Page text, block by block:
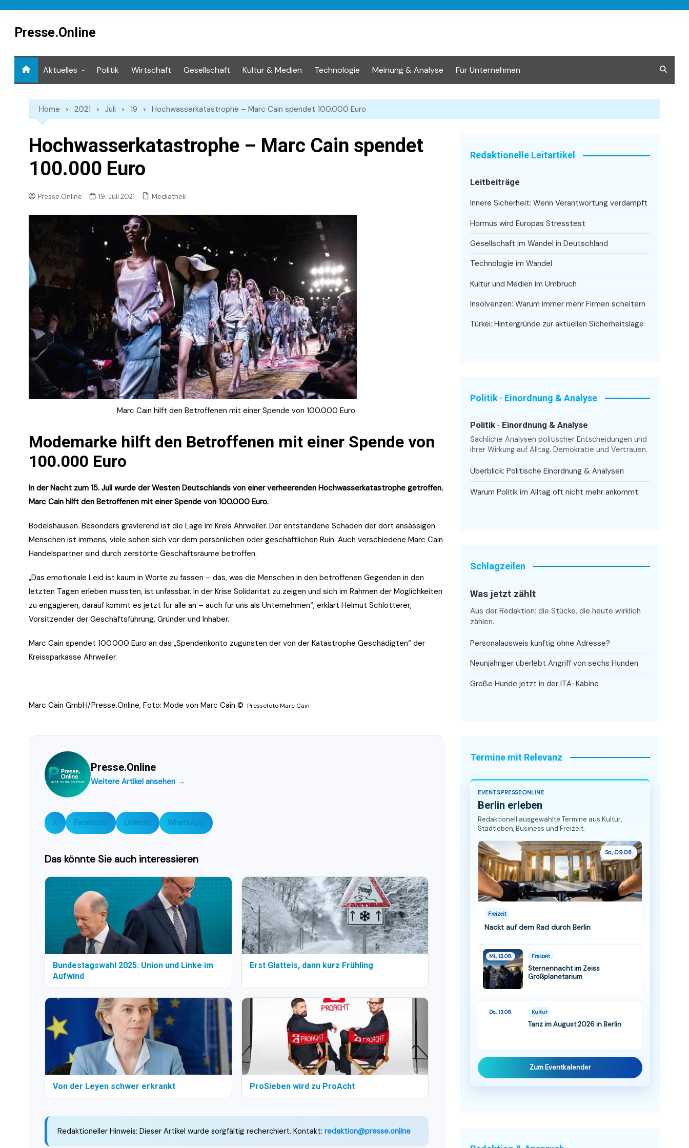
contentPresse.Online
Aktuelles Politik Wirtschaft Gesellschaft Kultur & Medien Technologie Meinung & Analyse Für Unternehmen
Home 2021 Juli 19 Hochwasserkatastrophe – Marc Cain spendet 100.000 Euro
Hochwasserkatastrophe – Marc Cain spendet
100.000 Euro
Presse.Online 19. Juli 2021 Mediathek
Marc Cain hilft den Betroffenen mit einer Spende von 100.000 Euro.
Modemarke hilft den Betroffenen mit einer Spende von
100.000 Euro
In der Nacht zum 15. Juli wurde der Westen Deutschlands von einer verheerenden Hochwasserkatastrophe getroffen.
Marc Cain hilft den Betroffenen mit einer Spende von 100.000 Euro.
Bodelshausen. Besonders gravierend ist die Lage im Kreis Ahrweiler. Der entstandene Schaden der dort ansässigen
Menschen ist immens, viele sehen sich vor dem persönlichen oder geschäftlichen Ruin. Auch verschiedene Marc Cain
Handelspartner sind durch zerstörte Geschäftsräume betroffen.
„Das emotionale Leid ist kaum in Worte zu fassen – das, was die Menschen in den betroffenen Gegenden in den
letzten Tagen erleben mussten, ist unfassbar. In der Krise Solidarität zu zeigen und sich im Rahmen der Möglichkeiten
zu engagieren, darauf kommt es jetzt für alle an – auch für uns als Unternehmen“, erklärt Helmut Schlotterer,
Vorsitzender der Geschäftsführung, Gründer und Inhaber.
Marc Cain spendet 100.000 Euro an das „Spendenkonto zugunsten der von der Katastrophe Geschädigten“ der
Kreissparkasse Ahrweiler.
Marc Cain GmbH/Presse.Online, Foto: Mode von Marc Cain © Pressefoto Marc Cain
Presse.Online
Weitere Artikel ansehen →
X Facebook LinkedIn WhatsApp
Das könnte Sie auch interessieren
Bundestagswahl 2025: Union und Linke im
Aufwind
Erst Glatteis, dann kurz Frühling
Von der Leyen schwer erkrankt ProSieben wird zu ProAcht
Redaktioneller Hinweis: Dieser Artikel wurde sorgfältig recherchiert. Kontakt: redaktion@presse.online
Redaktionelle Leitartikel
Leitbeiträge
Innere Sicherheit: Wenn Verantwortung verdampft
Hormus wird Europas Stresstest
Gesellschaft im Wandel in Deutschland
Technologie im Wandel
Kultur und Medien im Umbruch
Insolvenzen: Warum immer mehr Firmen scheitern
Türkei: Hintergründe zur aktuellen Sicherheitslage
Politik · Einordnung & Analyse
Politik · Einordnung & Analyse
Sachliche Analysen politischer Entscheidungen und
ihrer Wirkung auf Alltag, Demokratie und Vertrauen.
Überblick: Politische Einordnung & Analysen
Warum Politik im Alltag oft nicht mehr ankommt
Schlagzeilen
Was jetzt zählt
Aus der Redaktion: die Stücke, die heute wirklich
zählen.
Personalausweis künftig ohne Adresse?
Neunjähriger überlebt Angriff von sechs Hunden
Große Hunde jetzt in der ITA-Kabine
Termine mit Relevanz
EVENTS.PRESSE.ONLINE
Berlin erleben
Redaktionell ausgewählte Termine aus Kultur,
Stadtleben, Business und Freizeit.
So., 09.08.
Freizeit
Nackt auf dem Rad durch Berlin
Mi., 12.08. Freizeit
Sternennacht im Zeiss
Großplanetarium
Do., 13.08. Kultur
Tanz im August 2026 in Berlin
Zum Eventkalender